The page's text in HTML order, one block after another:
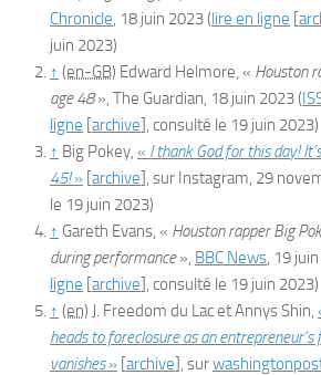
Chronicle,‎ 18 juin 2023(lire en ligne [
juin 2023)
↑ (en-GB) Edward Helmore, « Houston
age 48», The Guardian,‎ 18 juin 2023(
ligne [archive], consulté le 19 juin 2023)
↑ Big Pokey, « I thank God for this day!
45!» [archive], sur Instagram, 29
le 19 juin 2023)
↑ Gareth Evans, « Houston rapper Big
during performance», BBC News,‎ 19
ligne [archive], consulté le 19 juin 2023)
↑ (en) J. Freedom du Lac et Annys Shin,
heads to foreclosure as an entrepreneur’s
vanishes» [archive], sur